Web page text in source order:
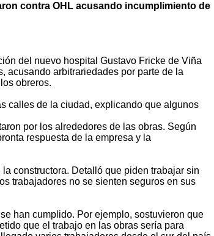
contra OHL acusando incumplimiento de
del nuevo hospital Gustavo Fricke de Viña
acusando arbitrariedades por parte de la
obreros.
calles de la ciudad, explicando que algunos
por los alrededores de las obras. Según
respuesta de la empresa y la
constructora. Detalló que piden trabajar sin
trabajadores no se sienten seguros en sus
han cumplido. Por ejemplo, sostuvieron que
que el trabajo en las obras sería para